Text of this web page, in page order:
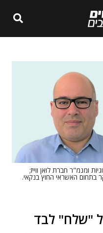
ומנמ"ר חברת לואן ווייז;
בתחום האשראי החוץ בנקאי.